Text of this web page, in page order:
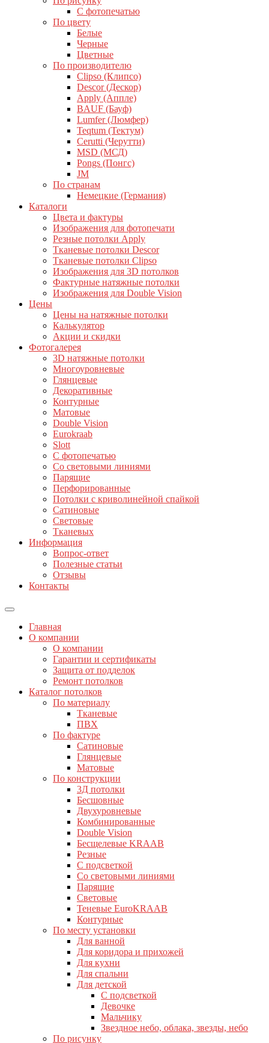
С фотопечатью
По цвету
Белые
Черные
Цветные
По производителю
Clipso (Клипсо)
Descor (Дескор)
Apply (Аппле)
BAUF (Бауф)
Lumfer (Люмфер)
Teqtum (Тектум)
Cerutti (Черутти)
MSD (МСД)
Pongs (Понгс)
JM
По странам
Немецкие (Германия)
Каталоги
Цвета и фактуры
Изображения для фотопечати
Резные потолки Apply
Тканевые потолки Descor
Тканевые потолки Clipso
Изображения для 3D потолков
Фактурные натяжные потолки
Изображения для Double Vision
Цены
Цены на натяжные потолки
Калькулятор
Акции и скидки
Фотогалерея
3D натяжные потолки
Многоуровневые
Глянцевые
Декоративные
Контурные
Матовые
Double Vision
Eurokraab
Slott
С фотопечатью
Со световыми линиями
Парящие
Перфорированные
Потолки с криволинейной спайкой
Сатиновые
Световые
Тканевых
Информация
Вопрос-ответ
Полезные статьи
Отзывы
Контакты
Главная
О компании
О компании
Гарантии и сертификаты
Защита от подделок
Ремонт потолков
Каталог потолков
По материалу
Тканевые
ПВХ
По фактуре
Сатиновые
Глянцевые
Матовые
По конструкции
3Д потолки
Бесшовные
Двухуровневые
Комбинированные
Double Vision
Бесщелевые KRAAB
Резные
С подсветкой
Со световыми линиями
Парящие
Световые
Теневые EuroKRAAB
Контурные
По месту установки
Для ванной
Для коридора и прихожей
Для кухни
Для спальни
Для детской
С подсветкой
Девочке
Мальчику
Звездное небо, облака, звезды, небо
По рисунку